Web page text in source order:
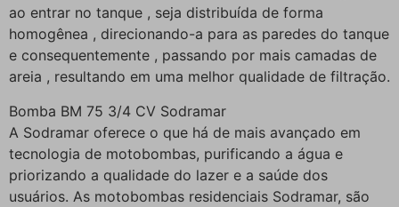
ao entrar no tanque , seja distribuída de forma
homogênea , direcionando-a para as paredes do tanque
e consequentemente , passando por mais camadas de
areia , resultando em uma melhor qualidade de filtração.
Bomba BM 75 3/4 CV Sodramar
A Sodramar oferece o que há de mais avançado em
tecnologia de motobombas, purificando a água e
priorizando a qualidade do lazer e a saúde dos
usuários. As motobombas residenciais Sodramar, são